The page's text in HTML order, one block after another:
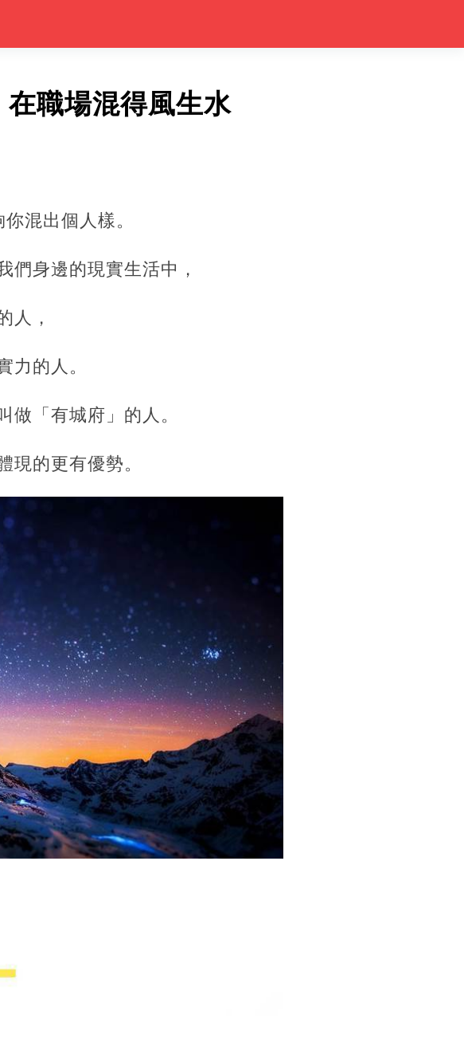
在職場混得風生水
混出個人樣。
們身邊的現實生活中，
人，
力的人。
「有城府」的人。
現的更有優勢。